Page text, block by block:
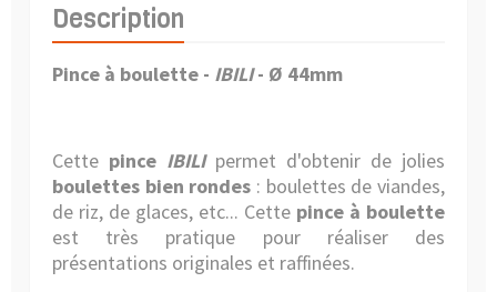
Description
Pince à boulette - IBILI- Ø 44mm
Cette pince IBILIpermet d'obtenir de jolies
boulettes bien rondes : boulettes de viandes,
de riz, de glaces, etc... Cette pince à boulette
est très pratique pour réaliser des
présentations originales et raffinées.